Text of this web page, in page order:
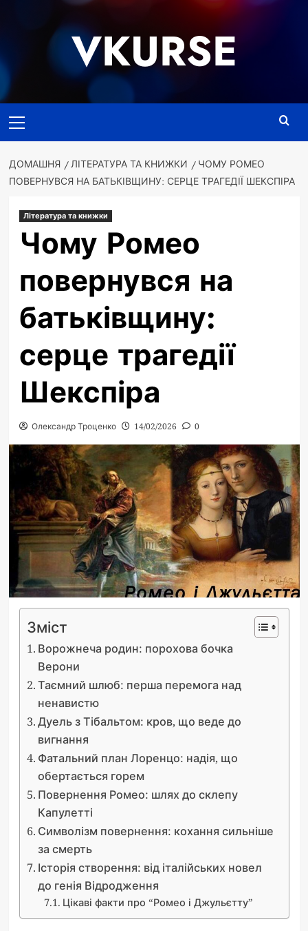
VKURSE
меню
ДОМАШНЯ ЛІТЕРАТУРА ТА КНИЖКИ
ЧОМУ РОМЕО
ПОВЕРНУВСЯ НА БАТЬКІВЩИНУ: СЕРЦЕ ТРАГЕДІЇ ШЕКСПІРА
Література та книжки
Чому Ромео
повернувся на
батьківщину:
серце трагедії
Шекспіра
Олександр Троценко 14/02/2026 0
Зміст
Ворожнеча родин: порохова бочка
Верони
Таємний шлюб: перша перемога над
ненавистю
Дуель з Тібальтом: кров, що веде до
вигнання
Фатальний план Лоренцо: надія, що
обертається горем
Повернення Ромео: шлях до склепу
Капулетті
Символізм повернення: кохання сильніше
за смерть
Історія створення: від італійських новел
до генія Відродження
Цікаві факти про “Ромео і Джульєтту”